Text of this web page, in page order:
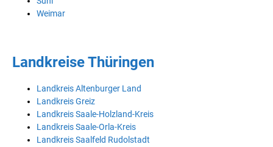
Weimar
Landkreise Thüringen
Landkreis Altenburger Land
Landkreis Greiz
Landkreis Saale-Holzland-Kreis
Landkreis Saale-Orla-Kreis
Landkreis Saalfeld Rudolstadt